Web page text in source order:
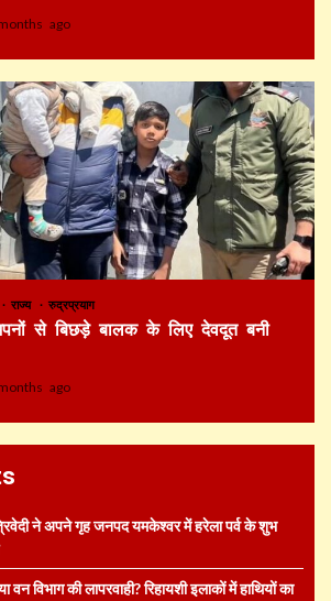
ago
राज्य रुद्रप्रयाग
से बिछड़े बालक के लिए देवदूत बनी
ago
ने अपने गृह जनपद यमकेश्वर में हरेला पर्व के शुभ
विभाग की लापरवाही? रिहायशी इलाकों में हाथियों का